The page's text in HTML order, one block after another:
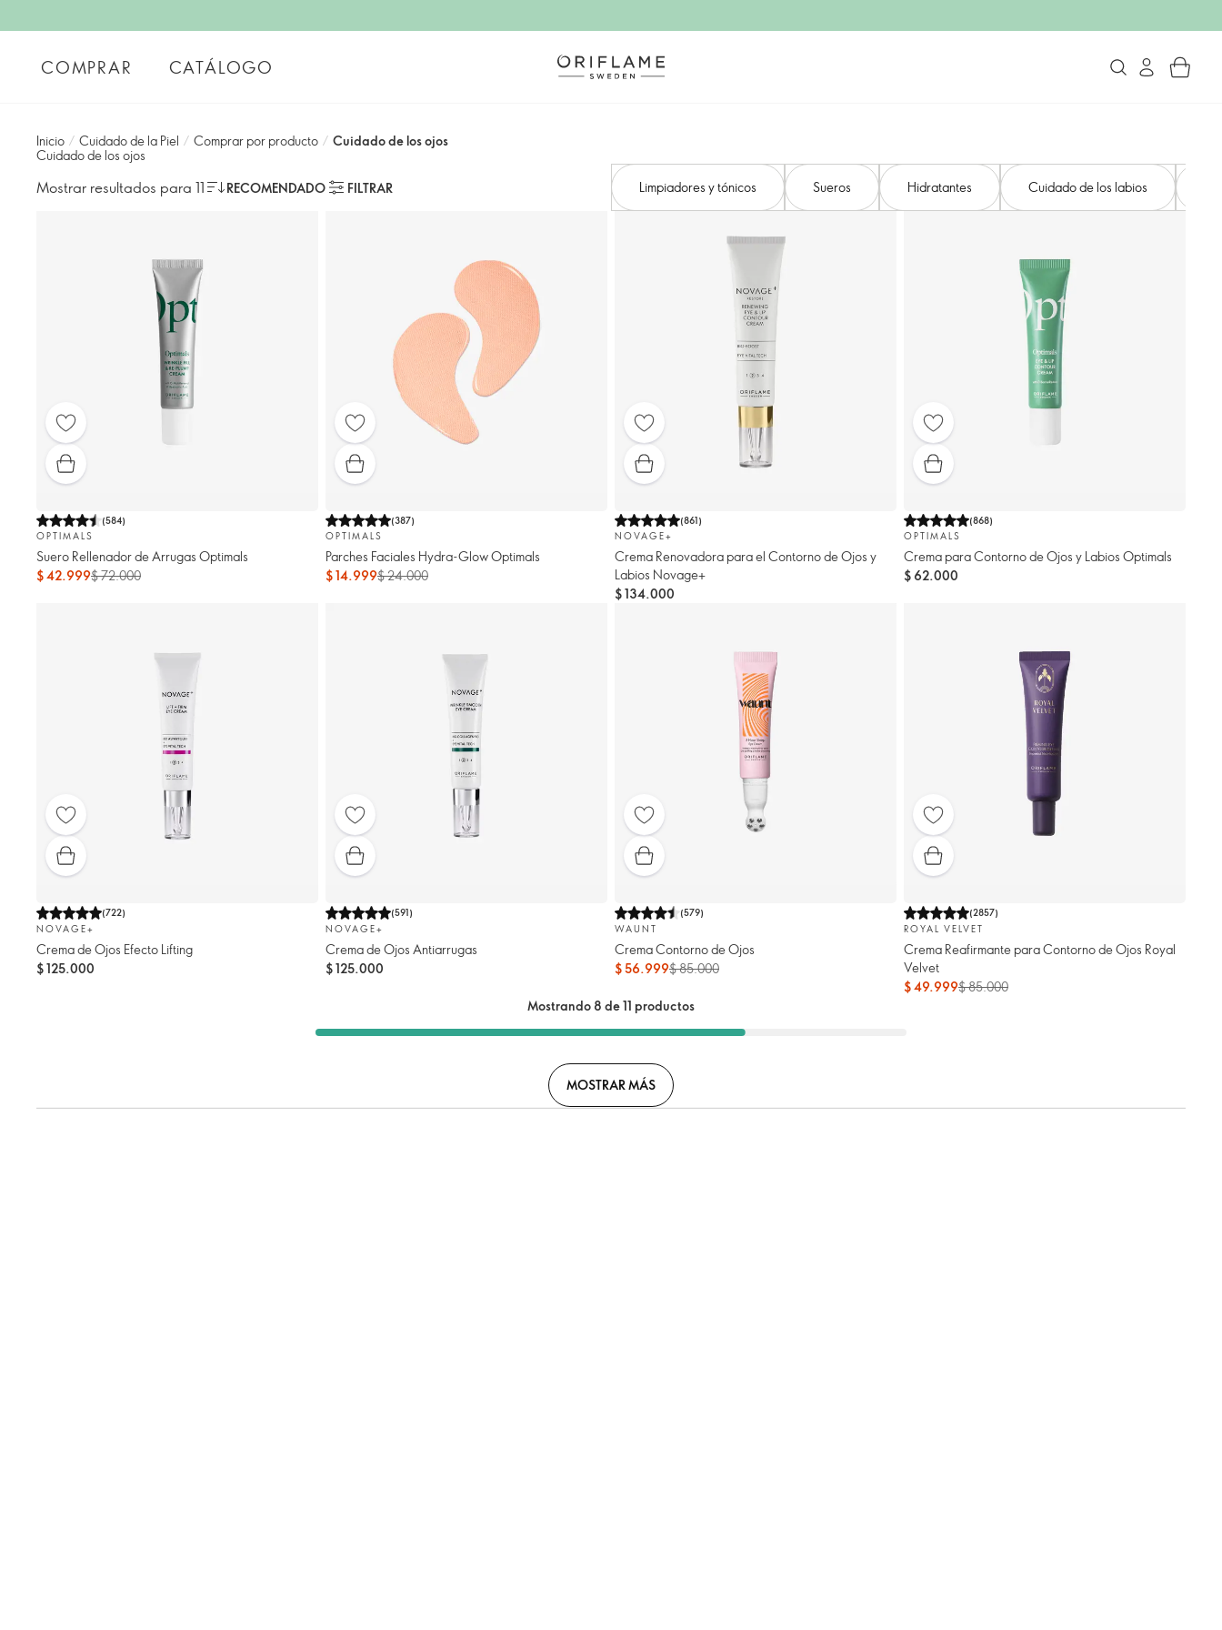
COMPRAR CATÁLOGO
Inicio / Cuidado de la Piel / Comprar por producto / Cuidado de los ojos
Cuidado de los ojos
Mostrar resultados para 11 RECOMENDADO FILTRAR Limpiadores y tónicos Sueros Hidratantes Cuidado de los labios
(584)
OPTIMALS
Suero Rellenador de Arrugas Optimals
$ 42.999$ 72.000
(387)
OPTIMALS
Parches Faciales Hydra-Glow Optimals
$ 14.999$ 24.000
(861)
NOVAGE+
Crema Renovadora para el Contorno de Ojos y
Labios Novage+
$ 134.000
(868)
OPTIMALS
Crema para Contorno de Ojos y Labios Optimals
$ 62.000
(722)
NOVAGE+
Crema de Ojos Efecto Lifting
$ 125.000
(591)
NOVAGE+
Crema de Ojos Antiarrugas
$ 125.000
(579)
WAUNT
Crema Contorno de Ojos
$ 56.999$ 85.000
(2857)
ROYAL VELVET
Crema Reafirmante para Contorno de Ojos Royal
Velvet
$ 49.999$ 85.000
Mostrando 8 de 11 productos
MOSTRAR MÁS